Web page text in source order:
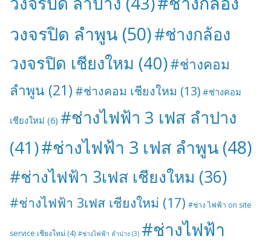
วงจรปิด ลำพูน (50)#ช่างกล้อง
วงจรปิด เชียงใหม (40)#ช่างคอม
ลำพูน (21) #ช่างคอม เชียงใหม (13) #ช่างคอม
เชียงใหม่ (6) #ช่างไฟฟ้า 3 เฟส ลำปาง
(41)#ช่างไฟฟ้า 3 เฟส ลำพูน (48)
#ช่างไฟฟ้า 3เฟส เชียงใหม (36)
#ช่างไฟฟ้า 3เฟส เชียงใหม่ (17) #ช่าง ไฟฟ้า on site
service เชียงใหม่ (4) #ช่างไฟฟ้า ลำปาง (3) #ช่างไฟฟ้า